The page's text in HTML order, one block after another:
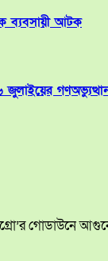
ব্যবসায়ী আটক
জুলাইয়ের
গোডাউনে